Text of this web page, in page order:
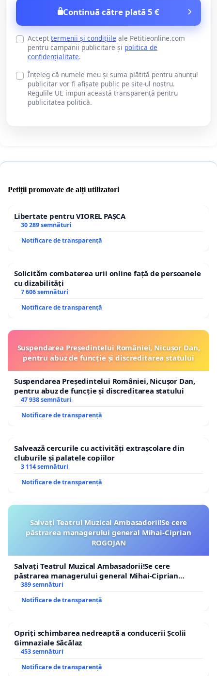
Continuă către plată 5 €
Accept termenii și condițiile ale Petitieonline.com
pentru campanii publicitare și politica de
confidențialitate.
Înțeleg că numele meu și suma plătită pentru anunțul
publicitar vor fi afișate public pe site-ul nostru.
Regulile UE impun această transparență pentru
publicitatea politică.
Petiții promovate de alți utilizatori
Libertate pentru VIOREL PAȘCA
30 289 semnături
Notificare de transparență
Solicităm combaterea urii online față de persoanele
cu dizabilități
7 606 semnături
Notificare de transparență
Suspendarea Președintelui României, Nicușor Dan,
pentru abuz de funcție și discreditarea statului
Suspendarea Președintelui României, Nicușor Dan,
pentru abuz de funcție și discreditarea statului
47 938 semnături
Notificare de transparență
Salvează cercurile cu activități extrașcolare din
cluburile și palatele copiilor
3 114 semnături
Notificare de transparență
Salvați Teatrul Muzical Ambasadorii!Se cere
păstrarea managerului general Mihai-Ciprian
ROGOJAN
Salvați Teatrul Muzical Ambasadorii!Se cere
păstrarea managerului general Mihai-Ciprian
ROGOJAN
389 semnături
Notificare de transparență
Opriți schimbarea nedreaptă a conducerii Școlii
Gimnaziale Săcălaz
453 semnături
Notificare de transparență